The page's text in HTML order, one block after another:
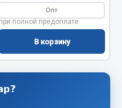
Опт
при полной предоплате
В корзину